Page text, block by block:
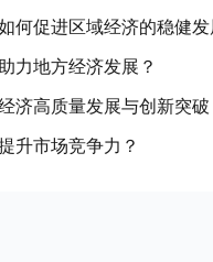
何促进区域经济的稳健
力地方经济发展？
济高质量发展与创新突破
升市场竞争力？